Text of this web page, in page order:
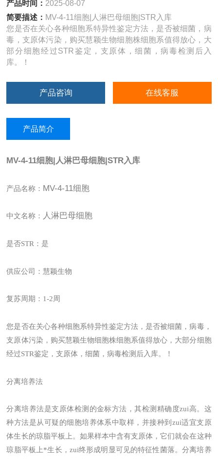
产品时间： 2025-08-07
简要描述： MV-4-11细胞|人淋巴母细胞|STR入库
您是否在关心各种细胞系特异性鉴定方法，是否被细菌，病
毒，支原体污染，购买慧颖生物细胞株细胞系值得放心，大
部分细胞经过STR鉴定，支原体，细菌，病毒检测后入
库。！
产品咨询 在线客服
产品简介
MV-4-11细胞|人淋巴母细胞|STR入库
产品名称： MV-4-11细胞
中文名称： 人淋巴母细胞
是否STR：是
供应公司：慧颖生物
复苏周期：1-2周
您是否在关心各种细胞系特异性鉴定方法，是否被细菌，病毒，
支原体污染，购买慧颖生物细胞株细胞系值得放心，大部分细胞
经过STR鉴定，支原体，细菌，病毒检测后入库。！
分离培养法
分离培养法是支原体检测的金标方法，其检测精确度zui高。这
种方法是从可疑的细胞培养体系中取样，并接种到zui适宜支原
体生长的琼脂平板上。如果样本中含有支原体，它们就会在这种
琼脂平板上*生长，zui终形成明显可见的特征性菌落。分离培养